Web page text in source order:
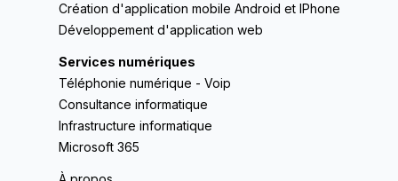
Création d'application mobile Android et IPhone
Développement d'application web
Services numériques
Téléphonie numérique - Voip
Consultance informatique
Infrastructure informatique
Microsoft 365